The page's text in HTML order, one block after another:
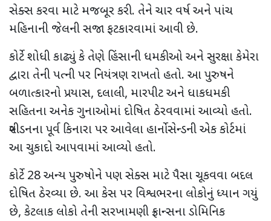
સેક્સ કરવા માટે મજબૂર કરી. તેને ચાર વર્ષ અને પાંચ
મહિનાની જેલની સજા ફટકારવામાં આવી છે.
કોર્ટે શોધી કાઢ્યું કે તેણે હિંસાની ધમકીઓ અને સુરક્ષા કેમેરા
દ્વારા તેની પત્ની પર નિયંત્રણ રાખતો હતો. આ પુરુષને
બળાત્કારનો પ્રયાસ, દલાલી, મારપીટ અને ધાકધમકી
સહિતના અનેક ગુનાઓમાં દોષિત ઠેરવવામાં આવ્યો હતો.
સ્વીડનના પૂર્વ કિનારા પર આવેલા હાર્નોસેન્ડની એક કોર્ટમાં
આ ચુકાદો આપવામાં આવ્યો હતો.
કોર્ટે 28અન્ય પુરુષોને પણ સેક્સ માટે પૈસા ચૂકવવા બદલ
દોષિત ઠેરવ્યા છે. આ કેસ પર વિશ્વભરના લોકોનું ધ્યાન ગયું
છે, કેટલાક લોકો તેની સરખામણી ફ્રાન્સના ડોમિનિક